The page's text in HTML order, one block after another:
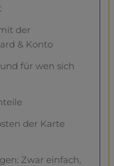
der
& Konto
für wen sich
der Karte
Zwar einfach,